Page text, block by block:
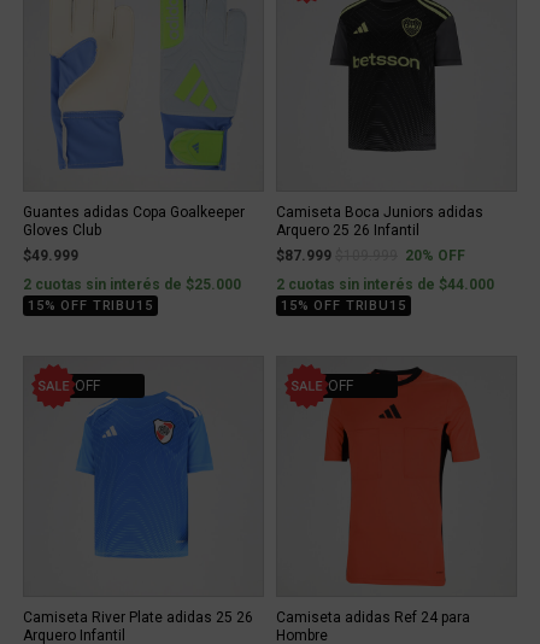
Guantes adidas Copa Goalkeeper
Gloves Club
$49.999
2 cuotas sin interés de $25.000
15% OFF TRIBU15
Camiseta Boca Juniors adidas
Arquero 25 26 Infantil
$87.999
Price reduced from
to20% OFF
2 cuotas sin interés de $44.000
15% OFF TRIBU15
20% OFF
Camiseta River Plate adidas 25 26
Arquero Infantil
41% OFF
Camiseta adidas Ref 24 para
Hombre